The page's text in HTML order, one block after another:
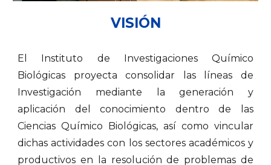
VISIÓN
El Instituto de Investigaciones Químico
Biológicas proyecta consolidar las líneas de
Investigación mediante la generación y
aplicación del conocimiento dentro de las
Ciencias Químico Biológicas, así como vincular
dichas actividades con los sectores académicos y
productivos en la resolución de problemas de